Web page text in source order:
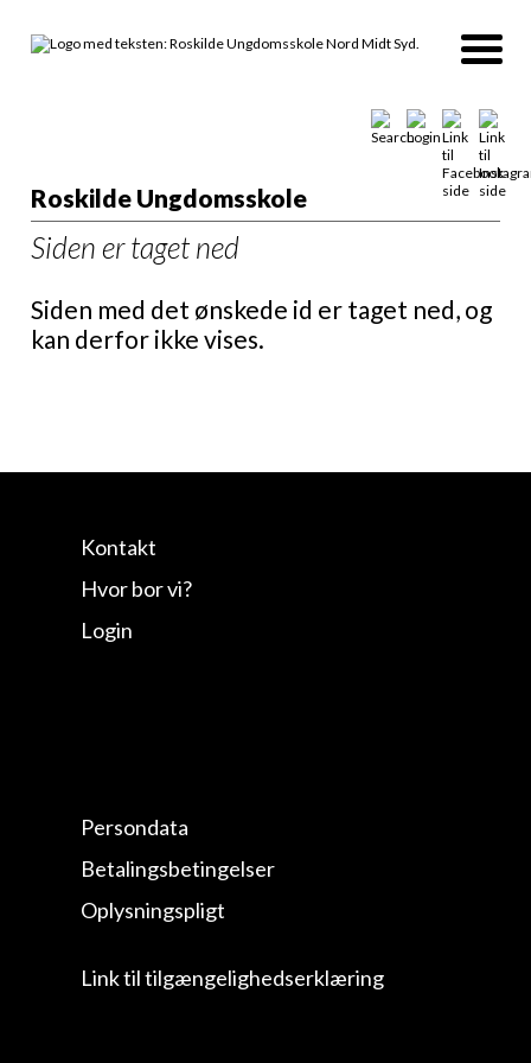
Roskilde Ungdomsskole
Siden er taget ned
Siden med det ønskede id er taget ned, og
kan derfor ikke vises.
Kontakt
Hvor bor vi?
Login
Persondata
Betalingsbetingelser
Oplysningspligt
Link til tilgængelighedserklæring